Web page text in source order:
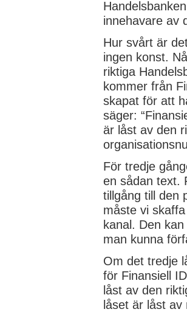
innehavare av
Hur svårt är
ingen konst.
riktiga
kommer från
skapat för att
säger:
är låst av den
För tredje
en sådan text.
tillgång till den
måste vi
kanal. Den
man kunna
Om det tredje
för Finansiell
låst av den
låset är låst